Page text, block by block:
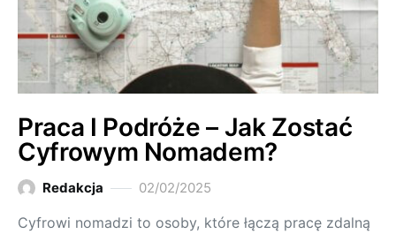
Praca I Podróże – Jak Zostać
Cyfrowym Nomadem?
Redakcja 02/02/2025
Cyfrowi nomadzi to osoby, które łączą pracę zdalną